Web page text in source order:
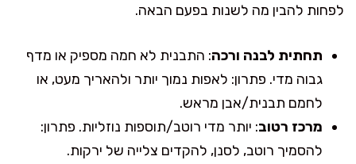
לפחות להבין מה לשנות בפעם הבאה.
תחתית לבנה ורכה: התבנית לא חמה מספיק או מדף
גבוה מדי. פתרון: לאפות נמוך יותר ולהאריך מעט, או
לחמם תבנית/אבן מראש.
מרכז רטוב: יותר מדי רוטב/תוספות נוזליות. פתרון:
להסמיך רוטב, לסנן, להקדים צלייה של ירקות.